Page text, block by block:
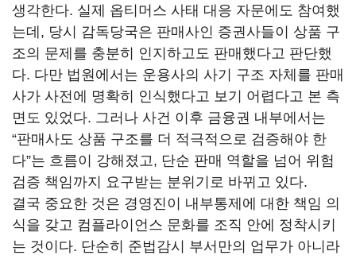
생각한다. 실제 옵티머스 사태 대응 자문에도 참여했
는데, 당시 감독당국은 판매사인 증권사들이 상품 구
조의 문제를 충분히 인지하고도 판매했다고 판단했
다. 다만 법원에서는 운용사의 사기 구조 자체를 판매
사가 사전에 명확히 인식했다고 보기 어렵다고 본 측
면도 있었다. 그러나 사건 이후 금융권 내부에서는
“판매사도 상품 구조를 더 적극적으로 검증해야 한
다”는 흐름이 강해졌고, 단순 판매 역할을 넘어 위험
검증 책임까지 요구받는 분위기로 바뀌고 있다.
결국 중요한 것은 경영진이 내부통제에 대한 책임 의
식을 갖고 컴플라이언스 문화를 조직 안에 정착시키
는 것이다. 단순히 준법감시 부서만의 업무가 아니라